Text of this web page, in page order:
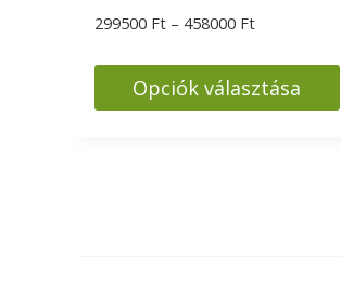
299500 Ft – 458000 FtÁrtartomány:
-
458000 Ft
Opciók választása